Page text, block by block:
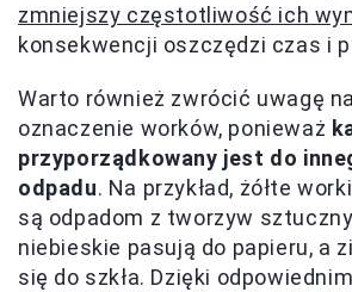
zmniejszy częstotliwość ich
konsekwencji oszczędzi czas i
Warto również zwrócić uwagę
oznaczenie worków, ponieważ
przyporządkowany jest do
odpadu. Na przykład, żółte
są odpadom z tworzyw
niebieskie pasują do papieru, a
się do szkła. Dzięki